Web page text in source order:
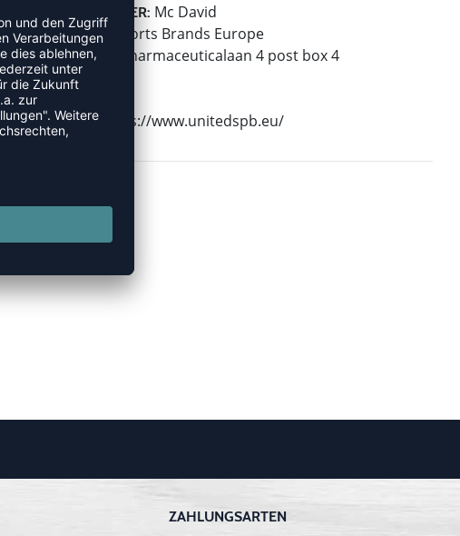
HERSTELLER: Mc David
United Sports Brands Europe
Janssen-Pharmaceuticalaan 4 post box 4
2440 Geel
Web: https://www.unitedspb.eu/
ZAHLUNGSARTEN